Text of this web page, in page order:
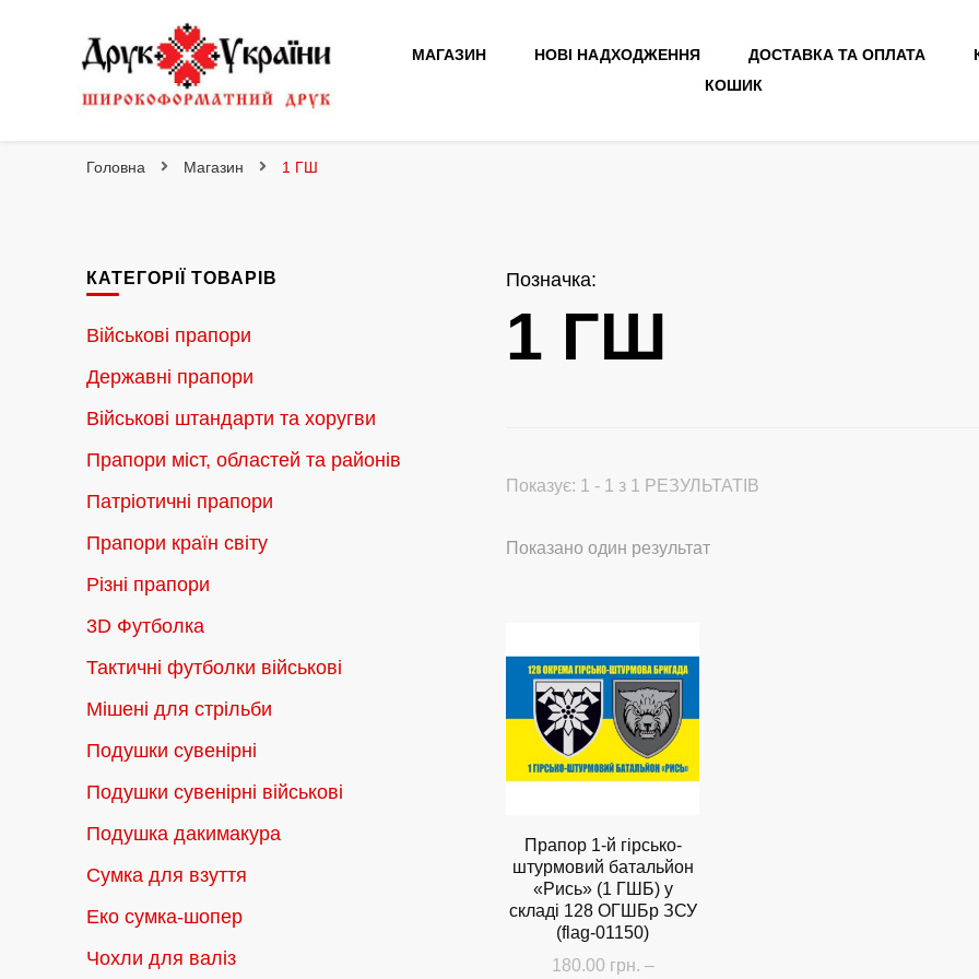
МАГАЗИН НОВІ НАДХОДЖЕННЯ ДОСТАВКА ТА ОПЛАТА
КОШИК
Головна Магазин 1 ГШ
Позначка:
1 ГШ
Показує: 1 - 1 з 1 РЕЗУЛЬТАТІВ
Показано один результат
Прапор 1-й гірсько-
штурмовий батальйон
«Рись» (1 ГШБ) у
складі 128 ОГШБр ЗСУ
(flag-01150)
180.00 грн. –
КАТЕГОРІЇ ТОВАРІВ
Військові прапори
Державні прапори
Військові штандарти та хоругви
Прапори міст, областей та районів
Патріотичні прапори
Прапори країн світу
Різні прапори
3D Футболка
Тактичні футболки військові
Мішені для стрільби
Подушки сувенірні
Подушки сувенірні військові
Подушка дакимакура
Сумка для взуття
Еко сумка-шопер
Чохли для валіз